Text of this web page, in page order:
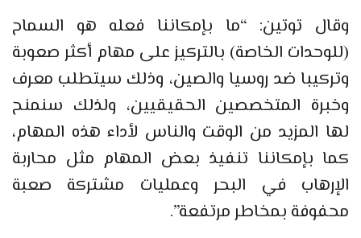
وقال توتين: “ما بإمكاننا فعله هو السماح
(للوحدات الخاصة) بالتركيز على مهام أكثر صعوبة
وتركيبا ضد روسيا والصين، وذلك سيتطلب معرف
وخبرة المتخصصين الحقيقيين، ولذلك سنمنح
لها المزيد من الوقت والناس لأداء هذه المهام،
كما بإمكاننا تنفيذ بعض المهام مثل محاربة
الإرهاب في البحر وعمليات مشتركة صعبة
محفوفة بمخاطر مرتفعة”.